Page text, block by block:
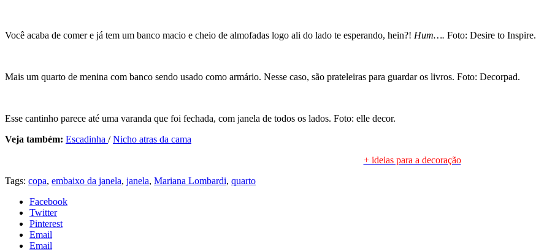
Você acaba de comer e já tem um banco macio e cheio de almofadas logo ali do lado te esperando, hein?! Hum…. Foto: Desire to Inspire.
Mais um quarto de menina com banco sendo usado como armário. Nesse caso, são prateleiras para guardar os livros. Foto: Decorpad.
Esse cantinho parece até uma varanda que foi fechada, com janela de todos os lados. Foto: elle decor.
Veja também: Escadinha /Nicho atras da cama
+ ideias para a decoração
Tags: copa, embaixo da janela, janela, Mariana Lombardi, quarto
Facebook
Twitter
Pinterest
Email
Email